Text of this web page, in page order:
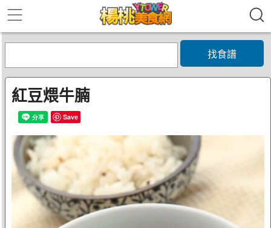
找食譜
紅豆煨牛腩
Save